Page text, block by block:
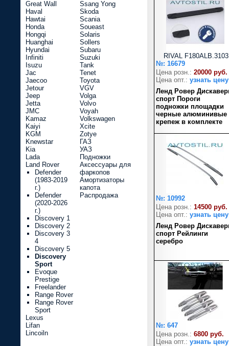
RIVAL
№: 16679
Цена розн.: 20000 руб.
Цена опт.: узнать цену
Ленд Ровер
спорт Пороги
подножки площадки
черные алюминивые
крепеж в комплекте
№: 10992
Цена розн.: 14500 руб.
Цена опт.: узнать цену
Ленд Ровер
спорт Рейлинги
серебро
№: 647
Цена розн.: 6800 руб.
Цена опт.: узнать цену
Great Wall
Haval
Hawtai
Honda
Hongqi
Huanghai
Hyundai
Infiniti
Isuzu
Jac
Jaecoo
Jetour
Jeep
Jetta
JMC
Kamaz
Kaiyi
KGM
Knewstar
Kia
Lada
Land Rover
Defender
(1983-2019
г.)
Defender
(2020-2026
г.)
Discovery 1
Discovery 2
Discovery 3
4
Discovery 5
Discovery
Sport
Evoque
Prestige
Freelander
Range Rover
Range Rover
Sport
Lexus
Lifan
Lincoiln
Ssang Yong
Skoda
Scania
Soueast
Solaris
Sollers
Subaru
Suzuki
Tank
Tenet
Toyota
VGV
Volga
Volvo
Voyah
Volkswagen
Xcite
Zotye
ГАЗ
УАЗ
Подножки
Аксессуары для
фаркопов
Амортизаторы
капота
Распродажа